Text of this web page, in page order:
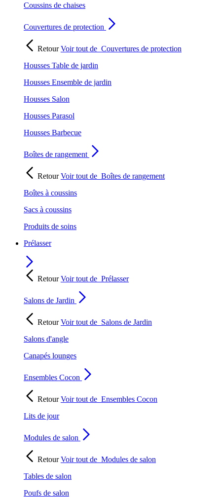
Coussins de chaises
Couvertures de protection
RetourVoir tout de Couvertures de protection
Housses Table de jardin
Housses Ensemble de jardin
Housses Salon
Housses Parasol
Housses Barbecue
Boîtes de rangement
RetourVoir tout de Boîtes de rangement
Boîtes à coussins
Sacs à coussins
Produits de soins
Prélasser
RetourVoir tout de Prélasser
Salons de Jardin
RetourVoir tout de Salons de Jardin
Salons d'angle
Canapés lounges
Ensembles Cocon
RetourVoir tout de Ensembles Cocon
Lits de jour
Modules de salon
RetourVoir tout de Modules de salon
Tables de salon
Poufs de salon